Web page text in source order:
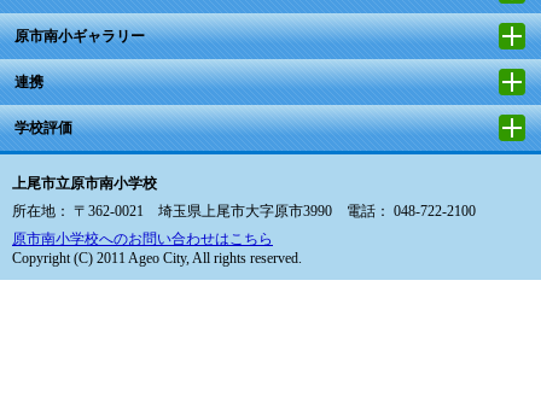
原市南小ギャラリー
連携
学校評価
上尾市立原市南小学校
所在地： 〒362-0021 埼玉県上尾市大字原市3990 電話： 048-722-2100
原市南小学校へのお問い合わせはこちら
Copyright (C) 2011 Ageo City, All rights reserved.